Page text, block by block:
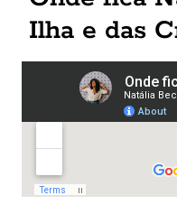
Ilha e das